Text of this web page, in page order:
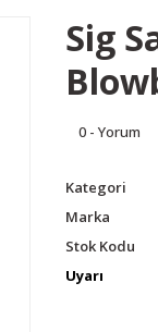
Sig
0 - Yorum
Kategori
Marka
Stok Kodu
Uyarı